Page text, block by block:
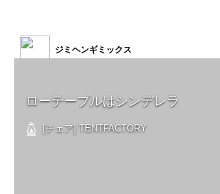
ローテーブルはシンデレラ
[チェア] TENTFACTORY
ジミヘンギミックス